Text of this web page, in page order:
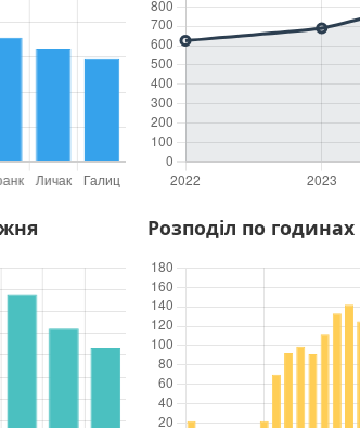
4
Розподіл по